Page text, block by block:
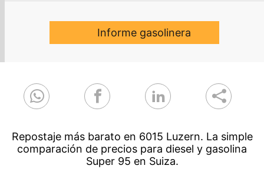
Informe gasolinera
Repostaje más barato en 6015 Luzern. La simple
comparación de precios para diesel y gasolina
Super 95 en Suiza.